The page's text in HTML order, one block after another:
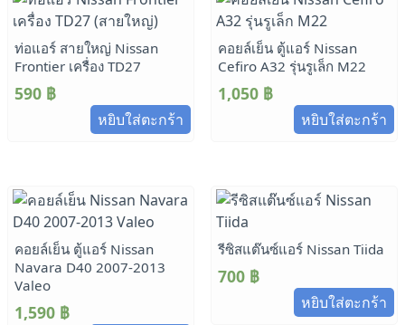
ท่อแอร์ สายใหญ่ Nissan
Frontier เครื่อง TD27
590 ฿
หยิบใส่ตะกร้า
คอยล์เย็น ตู้แอร์ Nissan
Cefiro A32 รุ่นรูเล็ก M22
1,050 ฿
หยิบใส่ตะกร้า
คอยล์เย็น ตู้แอร์ Nissan
Navara D40 2007-2013
Valeo
1,590 ฿
รีซิสแต๊นซ์แอร์ Nissan Tiida
700 ฿
หยิบใส่ตะกร้า